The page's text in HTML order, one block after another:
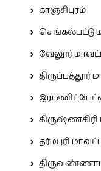
காஞ்சிபுரம்
செங்கல்பட்டு
வேலூர்
திருப்பத்தூர்
தர்மபுரி